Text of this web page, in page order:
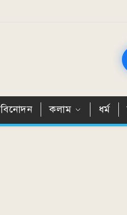
বিনোদন কলাম ধর্ম